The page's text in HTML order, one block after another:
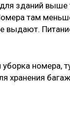
зданий выше
там
выдают.
номера,